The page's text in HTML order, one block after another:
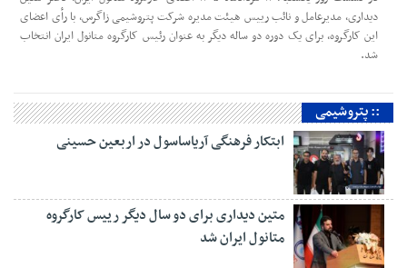
دیداری، مدیرعامل و‌ نائب رییس هیئت مدیره شرکت پتروشیمی زاگرس، با رأی اعضای
این کارگروه، برای یک دوره دو ساله دیگر به عنوان رئیس کارگروه متانول ایران انتخاب
شد.
:: پتروشیمی
ابتکار فرهنگی آریاساسول در اربعین حسینی
متین دیداری برای دو سال دیگر رییس کارگروه
متانول ایران شد